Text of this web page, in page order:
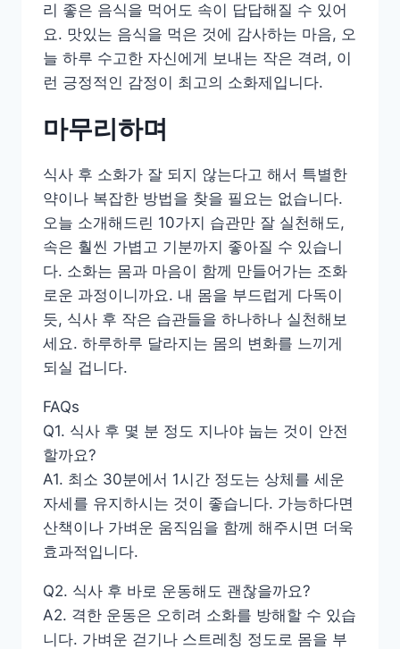
리 좋은 음식을 먹어도 속이 답답해질 수 있어
요. 맛있는 음식을 먹은 것에 감사하는 마음, 오
늘 하루 수고한 자신에게 보내는 작은 격려, 이
런 긍정적인 감정이 최고의 소화제입니다.
마무리하며
식사 후 소화가 잘 되지 않는다고 해서 특별한
약이나 복잡한 방법을 찾을 필요는 없습니다.
오늘 소개해드린 10가지 습관만 잘 실천해도,
속은 훨씬 가볍고 기분까지 좋아질 수 있습니
다. 소화는 몸과 마음이 함께 만들어가는 조화
로운 과정이니까요. 내 몸을 부드럽게 다독이
듯, 식사 후 작은 습관들을 하나하나 실천해보
세요. 하루하루 달라지는 몸의 변화를 느끼게
되실 겁니다.
FAQs
Q1. 식사 후 몇 분 정도 지나야 눕는 것이 안전
할까요?
A1. 최소 30분에서 1시간 정도는 상체를 세운
자세를 유지하시는 것이 좋습니다. 가능하다면
산책이나 가벼운 움직임을 함께 해주시면 더욱
효과적입니다.
Q2. 식사 후 바로 운동해도 괜찮을까요?
A2. 격한 운동은 오히려 소화를 방해할 수 있습
니다. 가벼운 걷기나 스트레칭 정도로 몸을 부